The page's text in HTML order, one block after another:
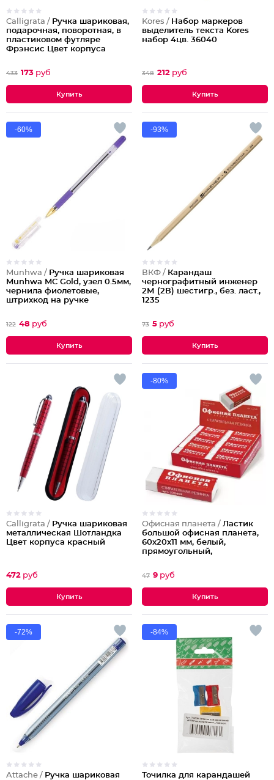
Calligrata / Ручка шариковая,
подарочная, поворотная, в
пластиковом футляре
Фрэнсис Цвет корпуса
433 173 руб
Kores / Набор маркеров
выделитель текста Kores
набор 4цв. 36040
348 212 руб
-60%
Munhwa / Ручка шариковая
Munhwa MC Gold, узел 0.5мм,
чернила фиолетовые,
штрихкод на ручке
122 48 руб
-93%
ВКФ / Карандаш
чернографитный инженер
2М (2В) шестигр., без. ласт.,
1235
73 5 руб
Calligrata / Ручка шариковая
металлическая Шотландка
Цвет корпуса красный
472 руб
-80%
Офисная планета / Ластик
большой офисная планета,
60х20х11 мм, белый,
прямоугольный,
картонный держатель
Партия по 20шт
47 9 руб
-72%
Attache / Ручка шариковая
-84%
Точилка для карандашей